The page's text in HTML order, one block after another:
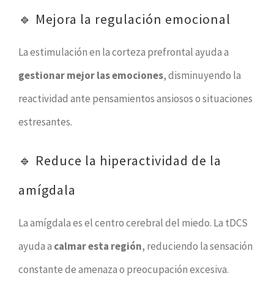
🔹 Mejora la regulación emocional
La estimulación en la corteza prefrontal ayuda a
gestionar mejor las emociones, disminuyendo la
reactividad ante pensamientos ansiosos o situaciones
estresantes.
🔹 Reduce la hiperactividad de la
amígdala
La amígdala es el centro cerebral del miedo. La tDCS
ayuda a calmar esta región, reduciendo la sensación
constante de amenaza o preocupación excesiva.